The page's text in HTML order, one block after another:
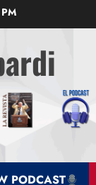
PODCAST